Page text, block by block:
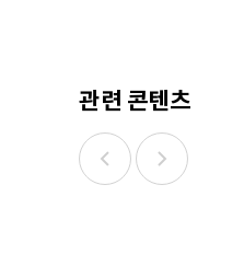
관련 콘텐츠